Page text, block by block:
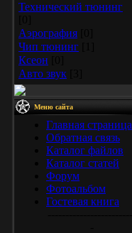
Технический тюнинг
Аэрография
Чип тюнинг
Ксеон
Авто звук
Меню сайта
Главная страница
Обратная связь
Каталог файлов
Каталог статей
Форум
Фотоальбом
Гостевая книга